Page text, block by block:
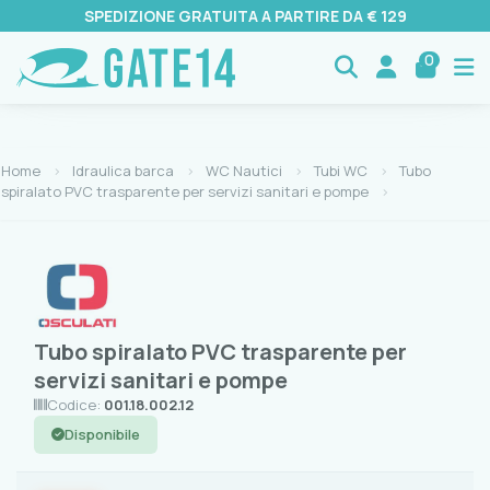
SPEDIZIONE GRATUITA A PARTIRE DA € 129
0
Home Idraulica barca WC Nautici Tubi WC
Tubo
spiralato PVC trasparente per servizi sanitari e pompe
Tubo spiralato PVC trasparente per
servizi sanitari e pompe
Codice: 001.18.002.12
Disponibile